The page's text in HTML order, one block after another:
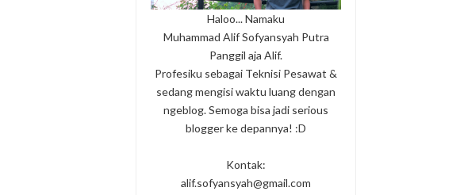
Haloo... Namaku
Muhammad Alif Sofyansyah Putra
Panggil aja Alif.
Profesiku sebagai Teknisi Pesawat &
sedang mengisi waktu luang dengan
ngeblog. Semoga bisa jadi serious
blogger ke depannya! :D
Kontak:
alif.sofyansyah@gmail.com